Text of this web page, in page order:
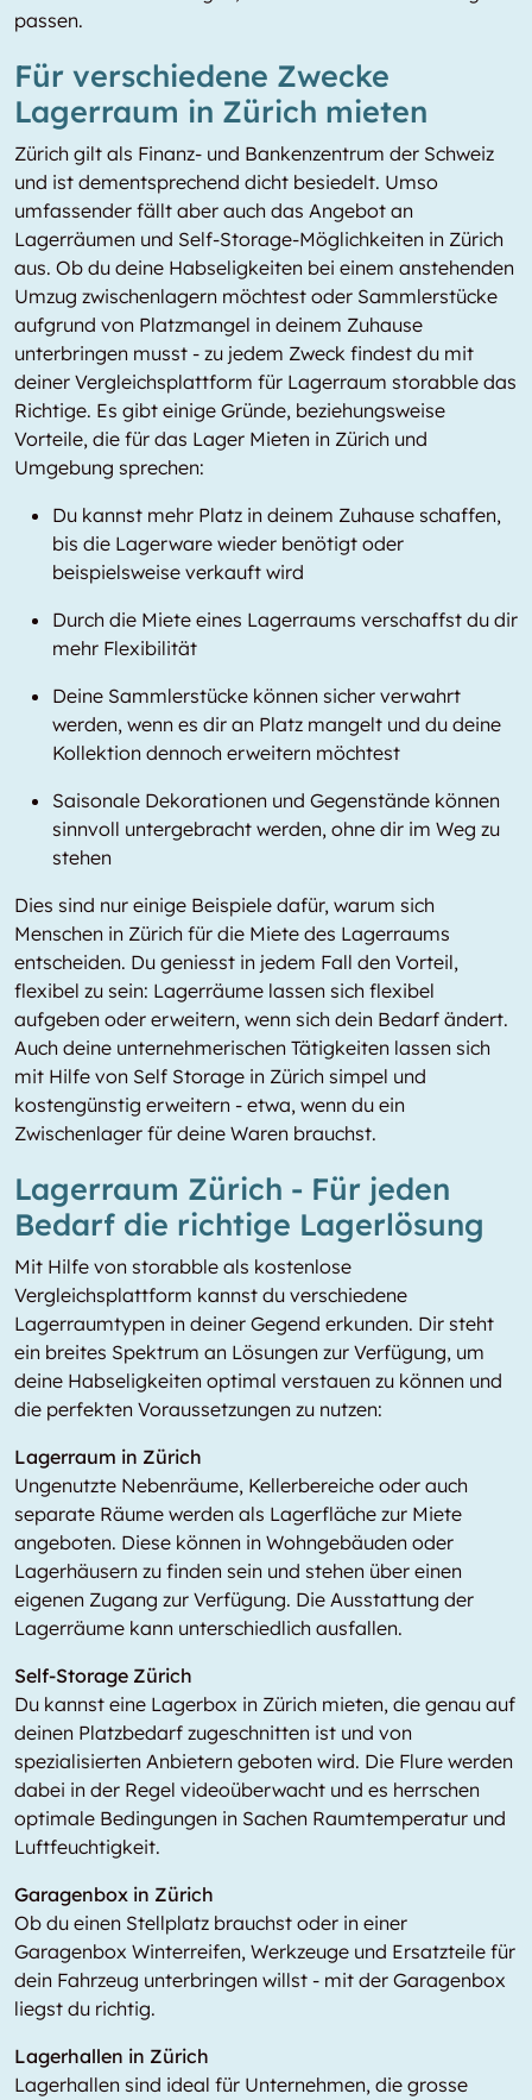
passen.
Für verschiedene Zwecke
Lagerraum in Zürich mieten
Zürich gilt als Finanz- und Bankenzentrum der Schweiz
und ist dementsprechend dicht besiedelt. Umso
umfassender fällt aber auch das Angebot an
Lagerräumen und Self-Storage-Möglichkeiten in Zürich
aus. Ob du deine Habseligkeiten bei einem anstehenden
Umzug zwischenlagern möchtest oder Sammlerstücke
aufgrund von Platzmangel in deinem Zuhause
unterbringen musst - zu jedem Zweck findest du mit
deiner Vergleichsplattform für Lagerraum storabble das
Richtige. Es gibt einige Gründe, beziehungsweise
Vorteile, die für das Lager Mieten in Zürich und
Umgebung sprechen:
Du kannst mehr Platz in deinem Zuhause schaffen,
bis die Lagerware wieder benötigt oder
beispielsweise verkauft wird
Durch die Miete eines Lagerraums verschaffst du dir
mehr Flexibilität
Deine Sammlerstücke können sicher verwahrt
werden, wenn es dir an Platz mangelt und du deine
Kollektion dennoch erweitern möchtest
Saisonale Dekorationen und Gegenstände können
sinnvoll untergebracht werden, ohne dir im Weg zu
stehen
Dies sind nur einige Beispiele dafür, warum sich
Menschen in Zürich für die Miete des Lagerraums
entscheiden. Du geniesst in jedem Fall den Vorteil,
flexibel zu sein: Lagerräume lassen sich flexibel
aufgeben oder erweitern, wenn sich dein Bedarf ändert.
Auch deine unternehmerischen Tätigkeiten lassen sich
mit Hilfe von Self Storage in Zürich simpel und
kostengünstig erweitern - etwa, wenn du ein
Zwischenlager für deine Waren brauchst.
Lagerraum Zürich - Für jeden
Bedarf die richtige Lagerlösung
Mit Hilfe von storabble als kostenlose
Vergleichsplattform kannst du verschiedene
Lagerraumtypen in deiner Gegend erkunden. Dir steht
ein breites Spektrum an Lösungen zur Verfügung, um
deine Habseligkeiten optimal verstauen zu können und
die perfekten Voraussetzungen zu nutzen:
Lagerraum in Zürich
Ungenutzte Nebenräume, Kellerbereiche oder auch
separate Räume werden als Lagerfläche zur Miete
angeboten. Diese können in Wohngebäuden oder
Lagerhäusern zu finden sein und stehen über einen
eigenen Zugang zur Verfügung. Die Ausstattung der
Lagerräume kann unterschiedlich ausfallen.
Self-Storage Zürich
Du kannst eine Lagerbox in Zürich mieten, die genau auf
deinen Platzbedarf zugeschnitten ist und von
spezialisierten Anbietern geboten wird. Die Flure werden
dabei in der Regel videoüberwacht und es herrschen
optimale Bedingungen in Sachen Raumtemperatur und
Luftfeuchtigkeit.
Garagenbox in Zürich
Ob du einen Stellplatz brauchst oder in einer
Garagenbox Winterreifen, Werkzeuge und Ersatzteile für
dein Fahrzeug unterbringen willst - mit der Garagenbox
liegst du richtig.
Lagerhallen in Zürich
Lagerhallen sind ideal für Unternehmen, die grosse